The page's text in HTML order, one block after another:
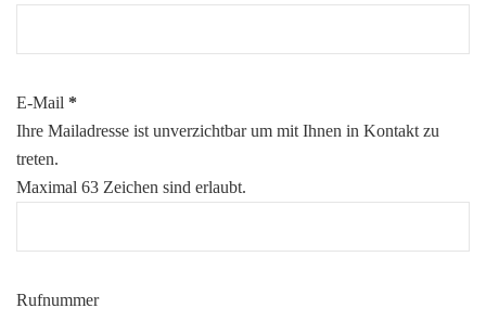
E-Mail (erforderlich)
*
Ihre Mailadresse ist unverzichtbar um mit Ihnen in Kontakt zu
treten.
Maximal 63 Zeichen sind erlaubt.
Rufnummer